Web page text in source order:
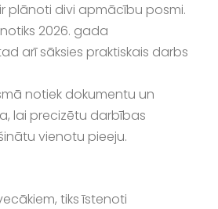
plānoti divi apmācību posmi.
2026. gada
arī sāksies praktiskais darbs
notiek dokumentu un
lai precizētu darbības
vienotu pieeju.
tiks īstenoti